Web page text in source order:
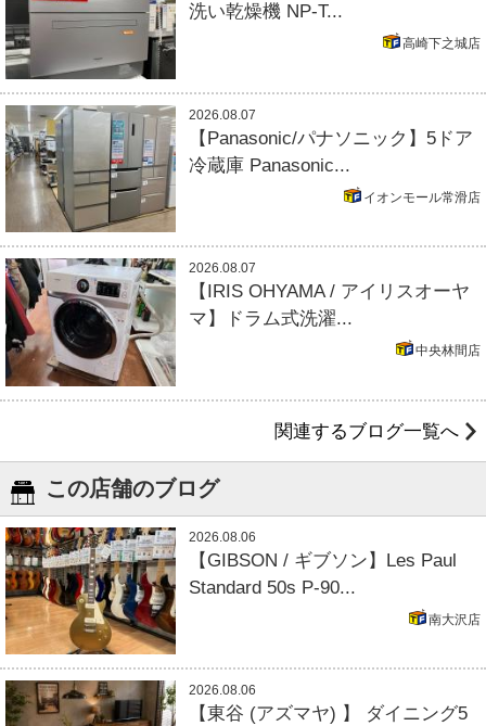
洗い乾燥機 NP-T...
高崎下之城店
2026.08.07
【Panasonic/パナソニック】5ドア
冷蔵庫 Panasonic...
イオンモール常滑店
2026.08.07
【IRIS OHYAMA / アイリスオーヤ
マ】ドラム式洗濯...
中央林間店
関連するブログ一覧へ
この店舗のブログ
2026.08.06
【GIBSON / ギブソン】Les Paul
Standard 50s P-90...
南大沢店
2026.08.06
【東谷 (アズマヤ) 】 ダイニング5